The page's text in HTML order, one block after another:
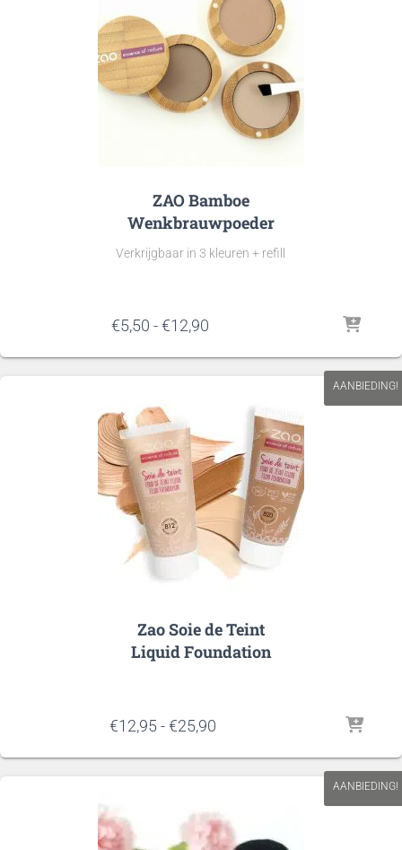
ZAO Bamboe
Wenkbrauwpoeder
Verkrijgbaar in 3 kleuren + refill
€5,50 -€12,90
tot
AANBIEDING!
Zao Soie de Teint
Liquid Foundation
€12,95-€25,90
tot
AANBIEDING!